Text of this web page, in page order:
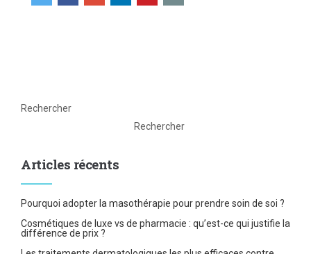
Rechercher
Rechercher
Articles récents
Pourquoi adopter la masothérapie pour prendre soin de soi ?
Cosmétiques de luxe vs de pharmacie : qu’est-ce qui justifie la
différence de prix ?